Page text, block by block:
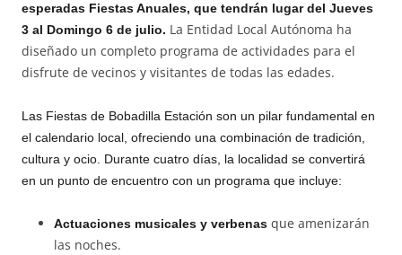
esperadas Fiestas Anuales, que tendrán lugar del Jueves
3 al Domingo 6 de julio. La Entidad Local Autónoma ha
diseñado un completo programa de actividades para el
disfrute de vecinos y visitantes de todas las edades.
Las Fiestas de Bobadilla Estación son un pilar fundamental en
el calendario local, ofreciendo una combinación de tradición,
cultura y ocio. Durante cuatro días, la localidad se convertirá
en un punto de encuentro con un programa que incluye:
Actuaciones musicales y verbenas que amenizarán
las noches.